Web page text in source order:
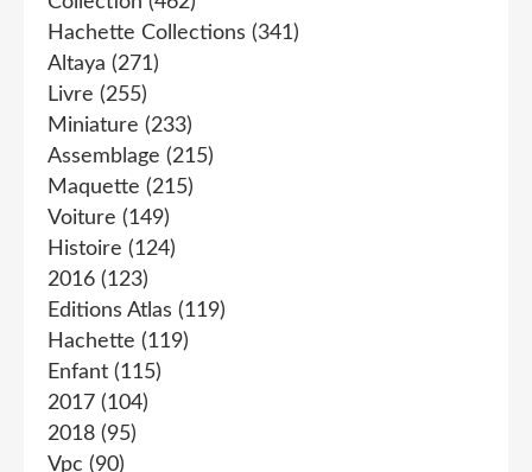
Hachette Collections (341)
Altaya (271)
Livre (255)
Miniature (233)
Assemblage (215)
Maquette (215)
Voiture (149)
Histoire (124)
2016 (123)
Editions Atlas (119)
Hachette (119)
Enfant (115)
2017 (104)
2018 (95)
Vpc (90)